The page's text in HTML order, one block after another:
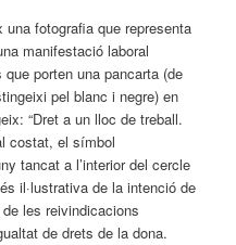
una fotografia que representa
manifestació laboral
porten una pancarta (de
pel blanc i negre) en
“Dret a un lloc de treball.
costat, el símbol
tancat a l’interior del cercle
il·lustrativa de la intenció de
les reivindicacions
de drets de la dona.